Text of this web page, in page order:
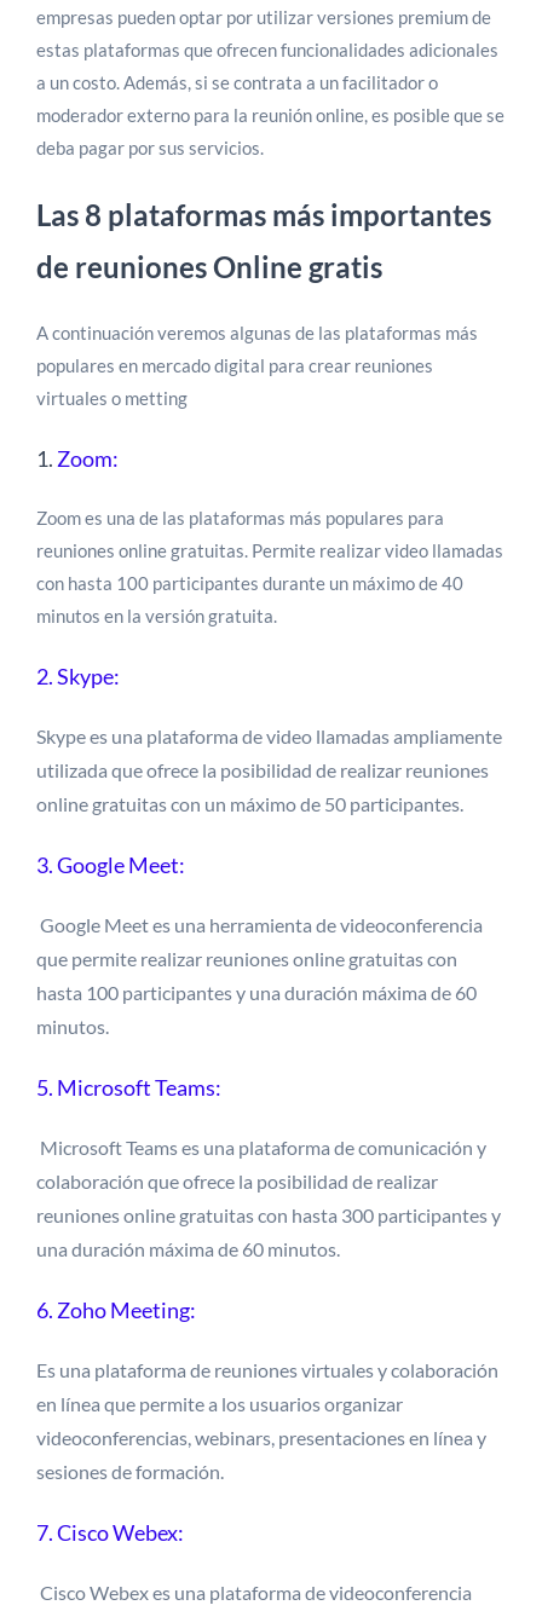
empresas pueden optar por utilizar versiones premium de
estas plataformas que ofrecen funcionalidades adicionales
a un costo. Además, si se contrata a un facilitador o
moderador externo para la reunión online, es posible que se
deba pagar por sus servicios.
Las 8 plataformas más importantes
de reuniones Online gratis
A continuación veremos algunas de las plataformas más
populares en mercado digital para crear reuniones
virtuales o metting
1. Zoom:
Zoom es una de las plataformas más populares para
reuniones online gratuitas. Permite realizar video llamadas
con hasta 100 participantes durante un máximo de 40
minutos en la versión gratuita.
2.Skype:
Skype es una plataforma de video llamadas ampliamente
utilizada que ofrece la posibilidad de realizar reuniones
online gratuitas con un máximo de 50 participantes.
3. Google Meet:
Google Meet es una herramienta de videoconferencia
que permite realizar reuniones online gratuitas con
hasta 100 participantes y una duración máxima de 60
minutos.
5. Microsoft Teams:
Microsoft Teams es una plataforma de comunicación y
colaboración que ofrece la posibilidad de realizar
reuniones online gratuitas con hasta 300 participantes y
una duración máxima de 60 minutos.
6. Zoho Meeting:
Es una plataforma de reuniones virtuales y colaboración
en línea que permite a los usuarios organizar
videoconferencias, webinars, presentaciones en línea y
sesiones de formación.
7. Cisco Webex:
Cisco Webex es una plataforma de videoconferencia